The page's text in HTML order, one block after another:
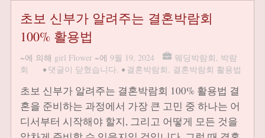
초보 신부가 알려주는 결혼박람회
100% 활용법
~에 의해 girl Flower ~에 9월 19, 2024 웨딩박람회, 박람
회
• 댓글이 닫혔습니다. • 결혼박람회, 결혼박람회 활용법
초보 신부가 알려주는 결혼박람회 100% 활용법 결
혼을 준비하는 과정에서 가장 큰 고민 중 하나는 어
디서부터 시작해야 할지, 그리고 어떻게 모든 것을